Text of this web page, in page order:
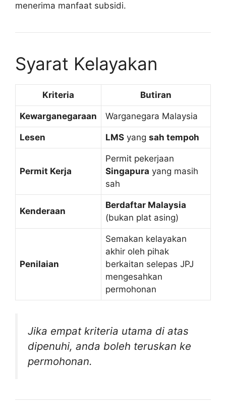
menerima manfaat subsidi.
Syarat Kelayakan
Kriteria Butiran
Kewarganegaraan Warganegara Malaysia
Lesen LMS yang sah tempoh
Permit Kerja
Permit pekerjaan
Singapura yang masih
sah
Kenderaan
Berdaftar Malaysia
(bukan plat asing)
Penilaian
Semakan kelayakan
akhir oleh pihak
berkaitan selepas JPJ
mengesahkan
permohonan
Jika empat kriteria utama di atas
dipenuhi, anda boleh teruskan ke
permohonan.